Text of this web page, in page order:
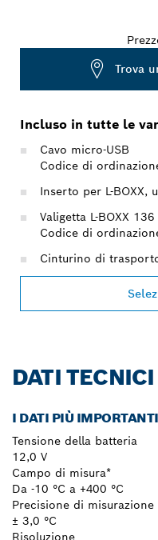
Trova
Incluso in tutte le
Cavo micro-USB
Codice di
Inserto per L-BOXX,
Valigetta L-BOXX 136
Codice di
Cinturino di
DATI TECNICI
I DATI PIÙ IMPORTANTI
Tensione della batteria
12,0 V
Campo di misura*
Da -10 °C a +400 °C
Precisione di misurazione
± 3,0 °C
Risoluzione